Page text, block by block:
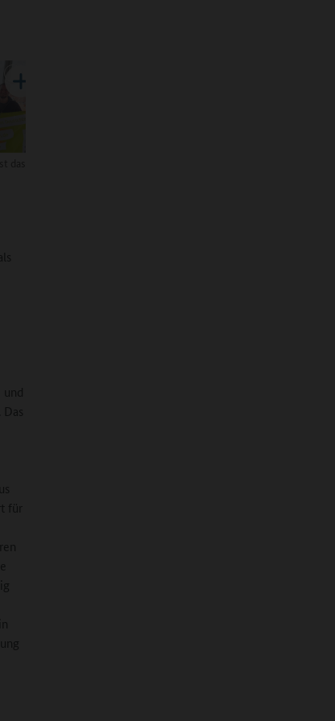
und
für